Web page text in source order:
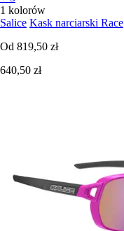
1 kolorów
Salice Kask narciarski Race
Od 819,50 zł
640,50 zł